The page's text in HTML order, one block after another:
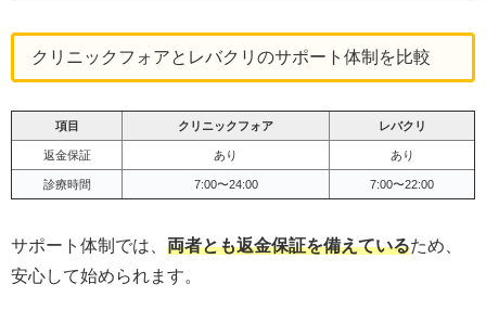
クリニックフォアとレバクリのサポート体制を比較
項目 クリニックフォア レバクリ
返金保証 あり あり
診療時間 7:00〜24:00 7:00〜22:00
サポート体制では、 両者とも返金保証を備えているため、
安心して始められます。